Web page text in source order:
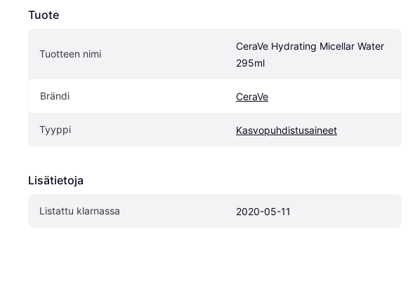
Tuote
Tuotteen nimi
CeraVe Hydrating Micellar Water
295ml
Brändi CeraVe
Tyyppi Kasvopuhdistusaineet
Lisätietoja
Listattu klarnassa 2020-05-11